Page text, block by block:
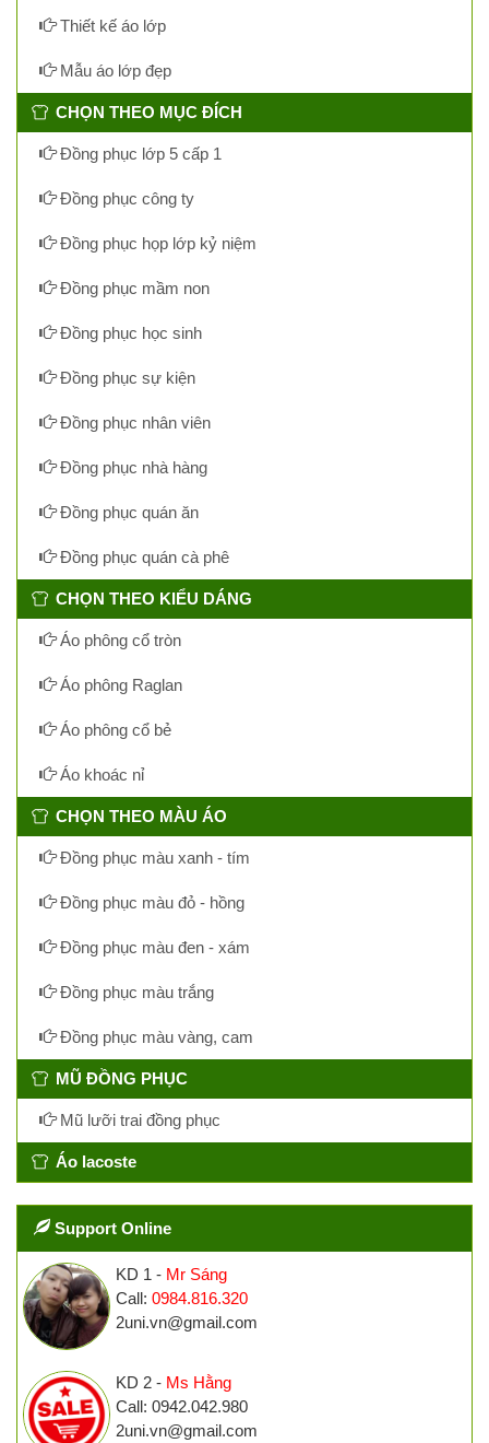
Thiết kế áo lớp
Mẫu áo lớp đẹp
CHỌN THEO MỤC ĐÍCH
Đồng phục lớp 5 cấp 1
Đồng phục công ty
Đồng phục họp lớp kỷ niệm
Đồng phục mầm non
Đồng phục học sinh
Đồng phục sự kiện
Đồng phục nhân viên
Đồng phục nhà hàng
Đồng phục quán ăn
Đồng phục quán cà phê
CHỌN THEO KIỂU DÁNG
Áo phông cổ tròn
Áo phông Raglan
Áo phông cổ bẻ
Áo khoác nỉ
CHỌN THEO MÀU ÁO
Đồng phục màu xanh - tím
Đồng phục màu đỏ - hồng
Đồng phục màu đen - xám
Đồng phục màu trắng
Đồng phục màu vàng, cam
MŨ ĐỒNG PHỤC
Mũ lưỡi trai đồng phục
Áo lacoste
Support Online
KD 1 - Mr Sáng
Call: 0984.816.320
2uni.vn@gmail.com
KD 2 - Ms Hằng
Call: 0942.042.980
2uni.vn@gmail.com